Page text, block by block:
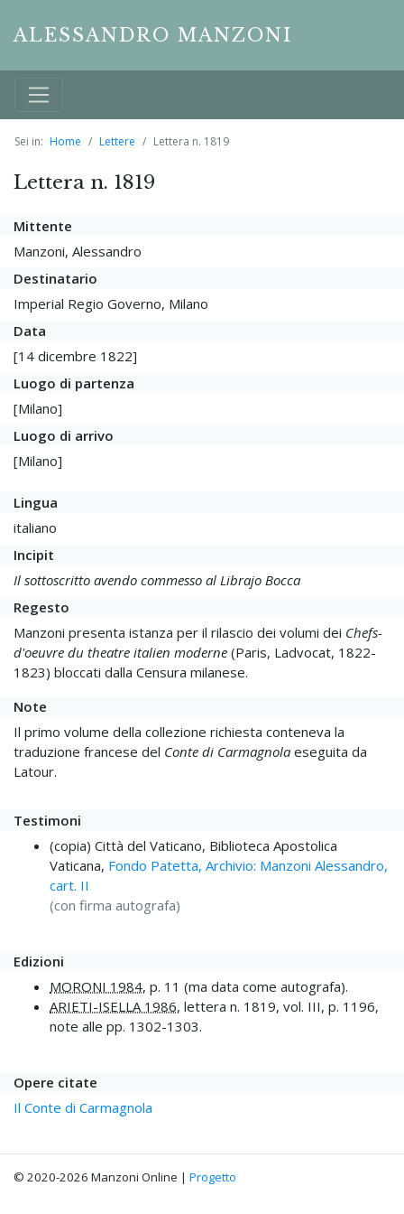
ALESSANDRO MANZONI
Sei in: Home Lettere Lettera n. 1819
Lettera n. 1819
Mittente
Manzoni, Alessandro
Destinatario
Imperial Regio Governo, Milano
Data
[14 dicembre 1822]
Luogo di partenza
[Milano]
Luogo di arrivo
[Milano]
Lingua
italiano
Incipit
Il sottoscritto avendo commesso al Librajo Bocca
Regesto
Manzoni presenta istanza per il rilascio dei volumi dei Chefs-
d'oeuvre du theatre italien moderne (Paris, Ladvocat, 1822-
1823) bloccati dalla Censura milanese.
Note
Il primo volume della collezione richiesta conteneva la
traduzione francese del Conte di Carmagnola eseguita da
Latour.
Testimoni
(copia) Città del Vaticano, Biblioteca Apostolica
Vaticana, Fondo Patetta, Archivio: Manzoni Alessandro,
cart. II
(con firma autografa)
Edizioni
MORONI 1984, p. 11 (ma data come autografa).
ARIETI-ISELLA 1986, lettera n. 1819, vol. III, p. 1196,
note alle pp. 1302-1303.
Opere citate
Il Conte di Carmagnola
© 2020-2026 Manzoni Online | Progetto